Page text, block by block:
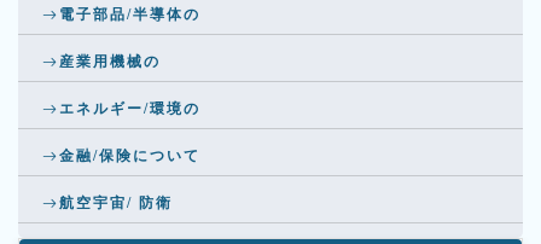
電子部品/半導体の
産業用機械の
エネルギー/環境の
金融/保険について
航空宇宙/ 防衛